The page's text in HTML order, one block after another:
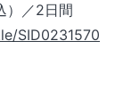
）／2日間
SID0231570